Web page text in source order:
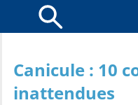
Canicule : 10
inattendues